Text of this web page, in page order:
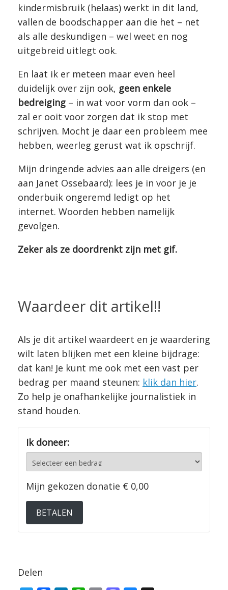
kindermisbruik (helaas) werkt in dit land,
vallen de boodschapper aan die het – net
als alle deskundigen – wel weet en nog
uitgebreid uitlegt ook.
En laat ik er meteen maar even heel
duidelijk over zijn ook, geen enkele
bedreiging – in wat voor vorm dan ook –
zal er ooit voor zorgen dat ik stop met
schrijven. Mocht je daar een probleem mee
hebben, weerleg gerust wat ik opschrijf.
Mijn dringende advies aan alle dreigers (en
aan Janet Ossebaard): lees je in voor je je
onderbuik ongeremd ledigt op het
internet. Woorden hebben namelijk
gevolgen.
Zeker als ze doordrenkt zijn met gif.
Waardeer dit artikel!!
Als je dit artikel waardeert en je waardering
wilt laten blijken met een kleine bijdrage:
dat kan! Je kunt me ook met een vast per
bedrag per maand steunen: klik dan hier.
Zo help je onafhankelijke journalistiek in
stand houden.
Ik doneer:
Mijn gekozen donatie € 0,00
BETALEN
Delen